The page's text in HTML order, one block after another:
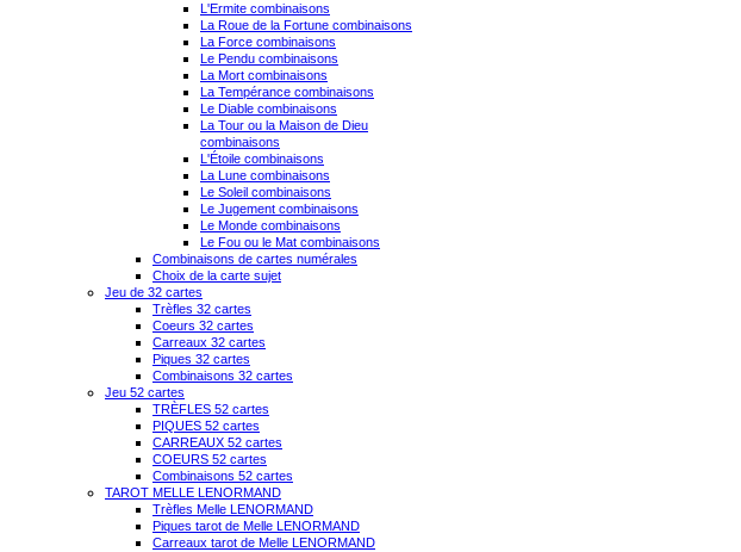
L'Ermite combinaisons
La Roue de la Fortune combinaisons
La Force combinaisons
Le Pendu combinaisons
La Mort combinaisons
La Tempérance combinaisons
Le Diable combinaisons
La Tour ou la Maison de Dieu
combinaisons
L'Étoile combinaisons
La Lune combinaisons
Le Soleil combinaisons
Le Jugement combinaisons
Le Monde combinaisons
Le Fou ou le Mat combinaisons
Combinaisons de cartes numérales
Choix de la carte sujet
Jeu de 32 cartes
Trèfles 32 cartes
Coeurs 32 cartes
Carreaux 32 cartes
Piques 32 cartes
Combinaisons 32 cartes
Jeu 52 cartes
TRÈFLES 52 cartes
PIQUES 52 cartes
CARREAUX 52 cartes
COEURS 52 cartes
Combinaisons 52 cartes
TAROT MELLE LENORMAND
Trèfles Melle LENORMAND
Piques tarot de Melle LENORMAND
Carreaux tarot de Melle LENORMAND